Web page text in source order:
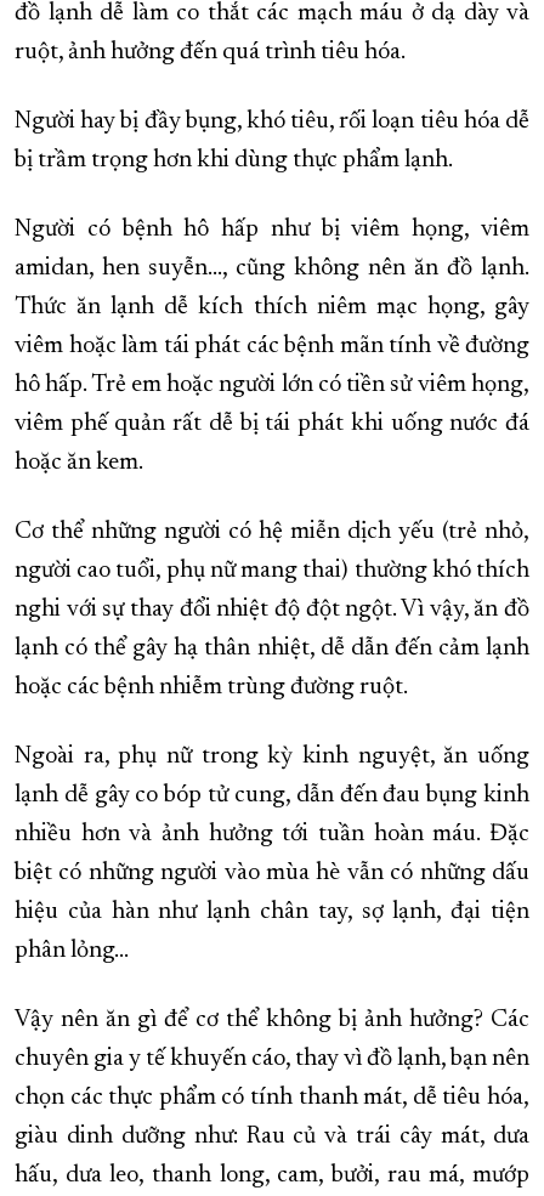
đồ lạnh dễ làm co thắt các mạch máu ở dạ dày và
ruột, ảnh hưởng đến quá trình tiêu hóa.
Người hay bị đầy bụng, khó tiêu, rối loạn tiêu hóa dễ
bị trầm trọng hơn khi dùng thực phẩm lạnh.
Người có bệnh hô hấp như bị viêm họng, viêm
amidan, hen suyễn…, cũng không nên ăn đồ lạnh.
Thức ăn lạnh dễ kích thích niêm mạc họng, gây
viêm hoặc làm tái phát các bệnh mãn tính về đường
hô hấp. Trẻ em hoặc người lớn có tiền sử viêm họng,
viêm phế quản rất dễ bị tái phát khi uống nước đá
hoặc ăn kem.
Cơ thể những người có hệ miễn dịch yếu (trẻ nhỏ,
người cao tuổi, phụ nữ mang thai) thường khó thích
nghi với sự thay đổi nhiệt độ đột ngột. Vì vậy, ăn đồ
lạnh có thể gây hạ thân nhiệt, dễ dẫn đến cảm lạnh
hoặc các bệnh nhiễm trùng đường ruột.
Ngoài ra, phụ nữ trong kỳ kinh nguyệt, ăn uống
lạnh dễ gây co bóp tử cung, dẫn đến đau bụng kinh
nhiều hơn và ảnh hưởng tới tuần hoàn máu. Đặc
biệt có những người vào mùa hè vẫn có những dấu
hiệu của hàn như lạnh chân tay, sợ lạnh, đại tiện
phân lỏng…
Vậy nên ăn gì để cơ thể không bị ảnh hưởng? Các
chuyên gia y tế khuyến cáo, thay vì đồ lạnh, bạn nên
chọn các thực phẩm có tính thanh mát, dễ tiêu hóa,
giàu dinh dưỡng như: Rau củ và trái cây mát, dưa
hấu, dưa leo, thanh long, cam, bưởi, rau má, mướp